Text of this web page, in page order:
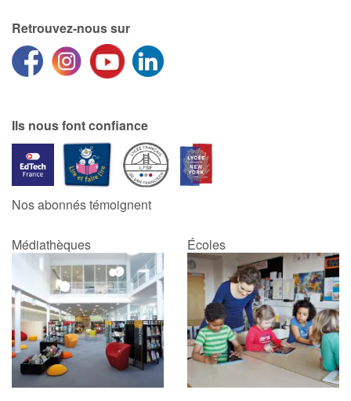
Retrouvez-nous sur
Ils nous font confiance
Nos abonnés témoignent
Médiathèques Écoles